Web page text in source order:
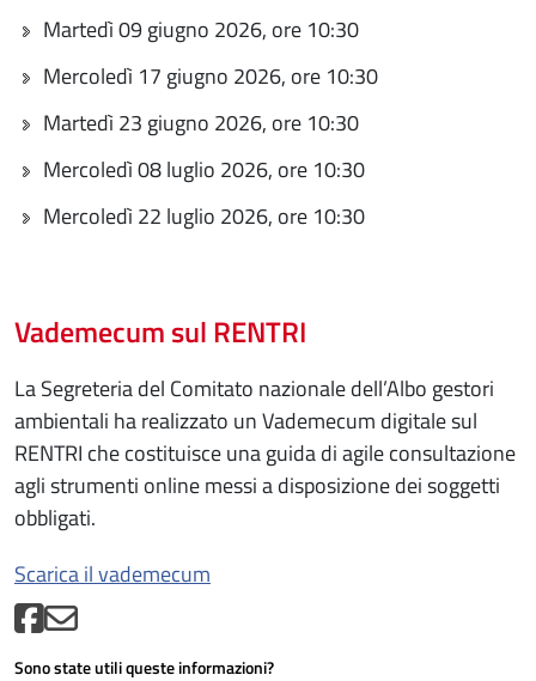
Martedì 09 giugno 2026, ore 10:30
Mercoledì 17 giugno 2026, ore 10:30
Martedì 23 giugno 2026, ore 10:30
Mercoledì 08 luglio 2026, ore 10:30
Mercoledì 22 luglio 2026, ore 10:30
Vademecum sul RENTRI
La Segreteria del Comitato nazionale dell’Albo gestori
ambientali ha realizzato un Vademecum digitale sul
RENTRI che costituisce una guida di agile consultazione
agli strumenti online messi a disposizione dei soggetti
obbligati.
Scarica il vademecum
Sono state utili queste informazioni?